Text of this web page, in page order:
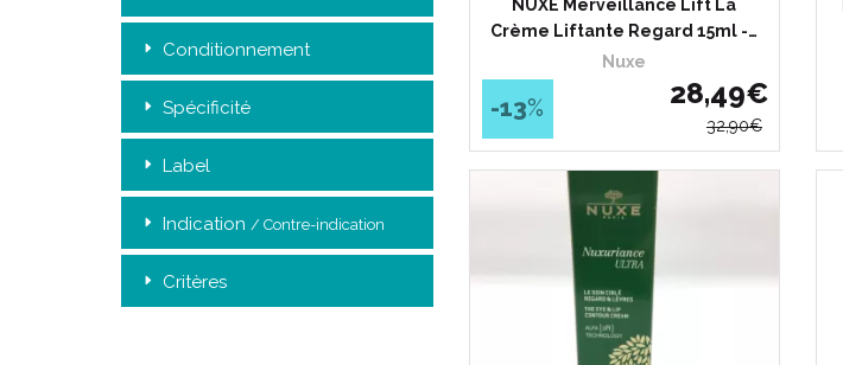
Conditionnement
Spécificité
Label
Indication / Contre-indication
Critères
NUXE Merveillance Lift La
Crème Liftante Regard 15ml -…
Nuxe
28,49€
32,90€
-13%